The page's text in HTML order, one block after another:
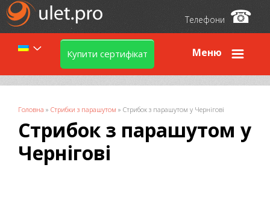
Телефони ☎
Купити сертифікат Меню
Ви є тут
Головна » Стрибки з парашутом » Стрибок з парашутом у Чернiговi
Стрибок з парашутом у
Чернiговi